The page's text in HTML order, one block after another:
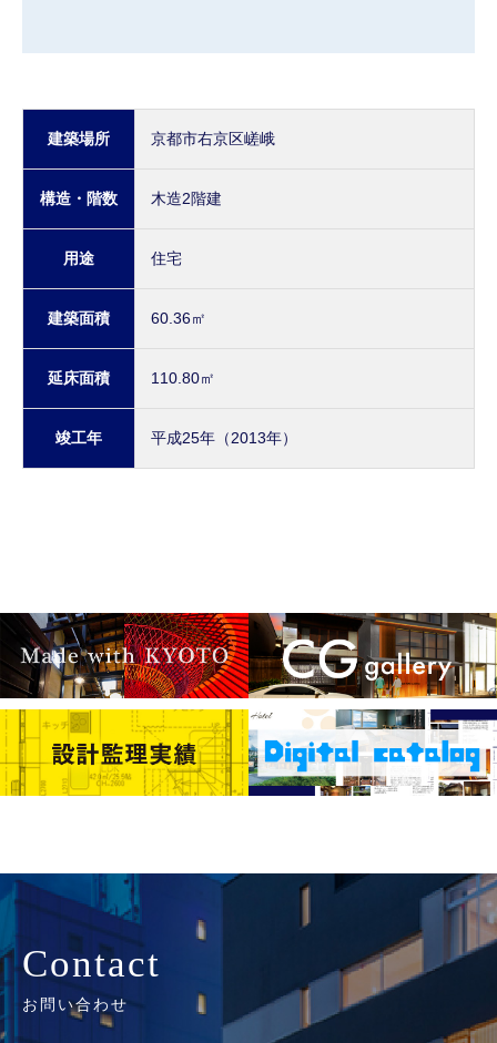
建築場所 京都市右京区嵯峨
構造・階数 木造2階建
用途 住宅
建築面積 60.36㎡
延床面積 110.80㎡
竣工年 平成25年（2013年）
Contact
お問い合わせ